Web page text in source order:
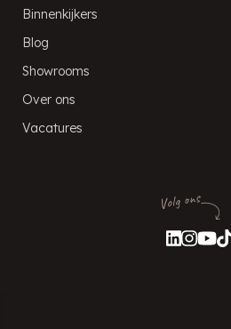
Volg ons
Binnenkijkers
Blog
Showrooms
Over ons
Vacatures